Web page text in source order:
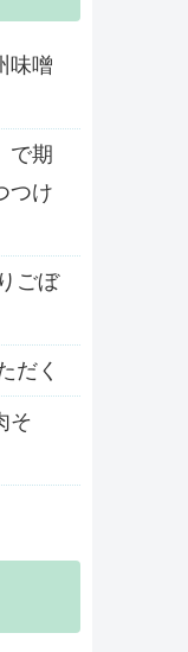
味噌
で期
つけ
ごぼ
だく
そ